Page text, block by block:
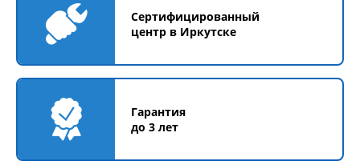
Сертифицированный
центр в Иркутске
Гарантия
до 3 лет